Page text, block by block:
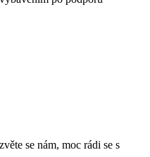
se nám, moc rádi se s